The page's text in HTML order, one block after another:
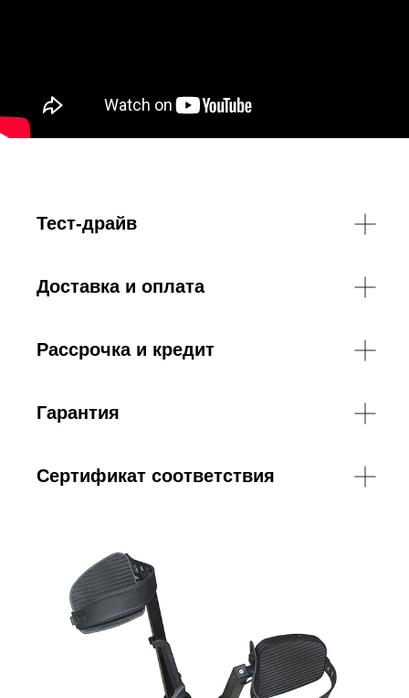
Тест-драйв
Доставка и оплата
Рассрочка и кредит
Гарантия
Сертификат соответствия